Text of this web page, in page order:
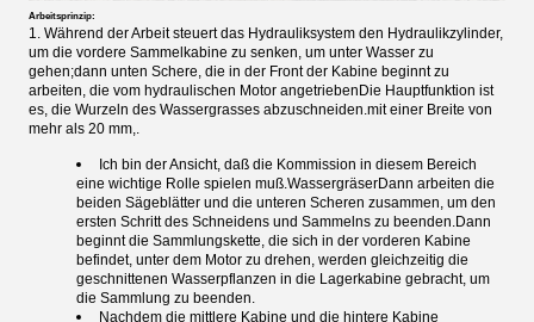
Arbeitsprinzip:
1. Während der Arbeit steuert das Hydrauliksystem den Hydraulikzylinder,
um die vordere Sammelkabine zu senken, um unter Wasser zu
gehen;dann unten Schere, die in der Front der Kabine beginnt zu
arbeiten, die vom hydraulischen Motor angetriebenDie Hauptfunktion ist
es, die Wurzeln des Wassergrasses abzuschneiden.mit einer Breite von
mehr als 20 mm,.
Ich bin der Ansicht, daß die Kommission in diesem Bereich
eine wichtige Rolle spielen muß.WassergräserDann arbeiten die
beiden Sägeblätter und die unteren Scheren zusammen, um den
ersten Schritt des Schneidens und Sammelns zu beenden.Dann
beginnt die Sammlungskette, die sich in der vorderen Kabine
befindet, unter dem Motor zu drehen, werden gleichzeitig die
geschnittenen Wasserpflanzen in die Lagerkabine gebracht, um
die Sammlung zu beenden.
Nachdem die mittlere Kabine und die hintere Kabine